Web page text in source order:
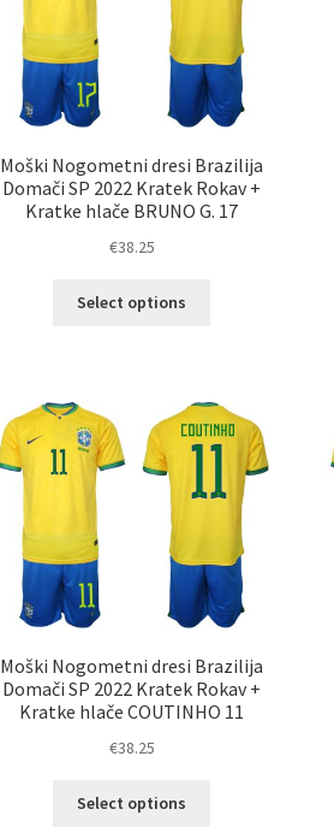
strani
izdelka
Moški Nogometni dresi Brazilija
Domači SP 2022 Kratek Rokav +
Kratke hlače BRUNO G. 17
€38.25
Select options
različic.
Možnosti
lahko
izberete
na
strani
izdelka
Moški Nogometni dresi Brazilija
Domači SP 2022 Kratek Rokav +
Kratke hlače COUTINHO 11
€38.25
Select options